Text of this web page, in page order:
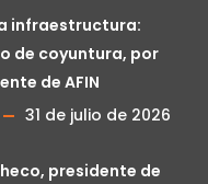
infraestructura:
de coyuntura, por
de AFIN
31 de julio de 2026
presidente de